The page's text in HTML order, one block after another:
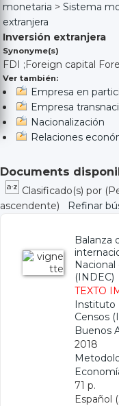
monetaria > Sistema
extranjera
Inversión extranjera
Synonyme(s)
FDI ;Foreign capital
Ver también:
Empresa en
Empresa
Nacionalización
Relaciones
Documents
Clasificado(s) por
ascendente)
Refinar
Balanza
(INDEC)
TEXTO
Instituto
Censos
Buenos
2018
71 p.
Español (